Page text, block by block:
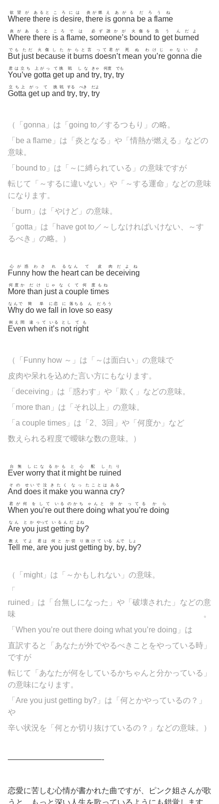
Where
欲望が
there
あると
is
こ
desire
ろには
, there
炎が燃
is
え
gonna
あがる
be
だ
a
ろ
flame
うね
Where
炎があ
there
ると
is
こ
a
ろ
flame
では
, someone’s
必ず誰かが
bound
火傷を
to
負
get
う
burned
んだよ
But
でも
just
ただ
because
火傷した
it
か
burns
らと言
doesn’t
って君が
mean
死ぬ
you’re
わけじ
gonna
ゃない
die
さ
You’ve
君は立ち
gotta
上がっ
get
て挑
up
戦
and
しな
try
きゃ
, try
何度
, try
でも
Gotta
立ち上
get
がっ
up
て
and
挑戦
try
する
, try
べき
, try
だよ
（「 gonna」は「going to／するつもり」の略。
「be a flame」は「炎となる」や「情熱が燃える」などの
意味。
「bound to」は「～に縛られている」の意味ですが
転じて「～するに違いない」や「～する運命」などの意味
になります。
「 burn」は「やけど」の意味。
「gotta」は「have got to／～しなければいけない、～す
るべき」の略。）
Funny
心が惑
how
わさ
the
れ
heart
るなん
can
て
be
皮
deceiving
肉だよね
More
何度か
than
だけ
just
じゃ
a
な
couple
くて何
times
度もね
Why
なんで
do
簡
we
単
fall
に恋
in
に
love
落ちる
so
ん
easy
だろう
Even
例え間
when
違って
it’s
いる
not
とし
right
ても
（「Funny how ～」は「～は面白い」の意味で
皮肉や呆れを込めた言い方にもなります。
「 deceiving」は「惑わす」や「欺く」などの意味。
「more than」は「それ以上」の意味。
「a couple times」は「2、3回」や「何度か」など
数えられる程度で曖昧な数の意味。）
Ever
台無
worry
しにな
that
るか
it
も
might
と心
be
配
ruined
したり
And
その
does
せいで
it
泣
make
きたく
you
なっ
wanna
たことは
cry
ある
?
When
君が何
you’re
をして
out
いる
there
のかち
doing
ゃんと
what
分か
you’re
ってる
doing
から
Are
なん
you
とか
just
やって
getting
いるんだ
by
よね
?
Tell
教え
me
てよ
, are
君は
you
何と
just
か切
getting
り抜けて
by
いる
, by
んで
, by
しょ
?
（「 might」は「～かもしれない」の意味。
「
ruined」は「台無しになった」や「破壊された」などの意
味。
「When you’re out there doing what you’re doing」は
直訳すると「あなたが外でやるべきことをやっている時」
ですが
転じて「あなたが何をしているかちゃんと分かっている」
の意味になります。
「Are you just getting by?」は「何とかやっているの？」
や
辛い状況を「何とか切り抜けているの？」などの意味。）
————————————-
恋愛に苦しむ心情が書かれた曲ですが、ピンク姐さんが歌
うと、もっと深い人生を歌っているようにも錯覚します。